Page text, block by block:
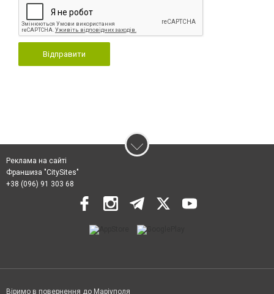
Відправити
Реклама на сайті
Франшиза "CitySites"
+38 (096) 91 303 68
Віримо в повернення до Маріуполя